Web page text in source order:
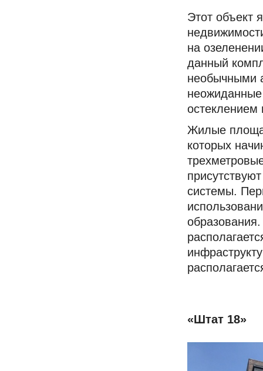
Этот объект
на
данный
необычными
Жилые
которых
системы.
«Штат 18»